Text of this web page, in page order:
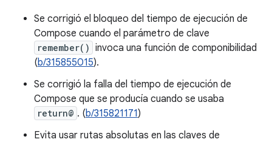
Se corrigió el bloqueo del tiempo de ejecución de
Compose cuando el parámetro de clave
remember() invoca una función de componibilidad
(b/315855015).
Se corrigió la falla del tiempo de ejecución de
Compose que se producía cuando se usaba
return@ . (b/315821171)
Evita usar rutas absolutas en las claves de